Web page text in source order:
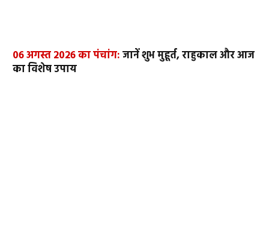
06 अगस्त 2026 का पंचांग:जानें शुभ मुहूर्त, राहुकाल और आज
का विशेष उपाय